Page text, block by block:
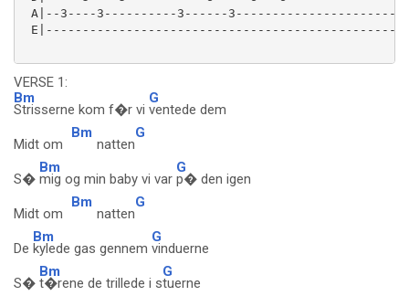
A|--3----3----------3------
VERSE 1:
Bm
Strisserne kom f�r vi
G
ventede dem
Midt om
Bm
natten
G
S�
Bm
mig og min baby vi var
G
p� den igen
Midt om
Bm
natten
G
De
Bm
kylede gas gennem
G
vinduerne
S�
Bm
t�rene de trillede i s
G
tuerne